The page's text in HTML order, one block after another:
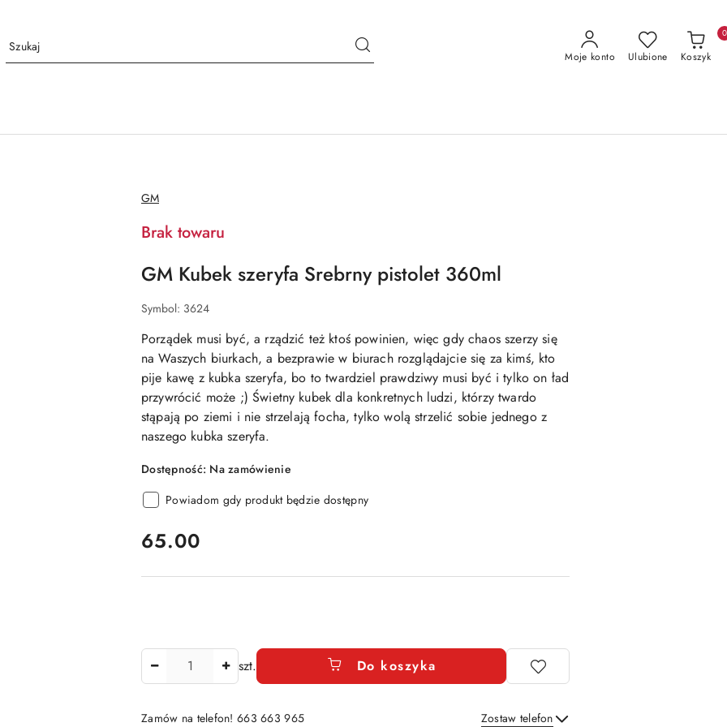
Moje konto Ulubione Koszyk
0
NAZWA
PRODUCENTA:
GM
Brak towaru
GM Kubek szeryfa Srebrny pistolet 360ml
Symbol: 3624
Porządek musi być, a rządzić też ktoś powinien, więc gdy chaos szerzy się
na Waszych biurkach, a bezprawie w biurach rozglądajcie się za kimś, kto
pije kawę z kubka szeryfa, bo to twardziel prawdziwy musi być i tylko on ład
przywrócić może ;) Świetny kubek dla konkretnych ludzi, którzy twardo
stąpają po ziemi i nie strzelają focha, tylko wolą strzelić sobie jednego z
naszego kubka szeryfa.
Dostępność: Na zamówienie
Powiadom gdy produkt będzie dostępny
cena:
65.00
szt. Do koszyka
Zamów na telefon! 663 663 965 Zostaw telefon